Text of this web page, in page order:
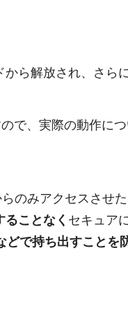
ら解放され、さ
で、実際の動作に
のみアクセスさせ
ことなく セキュア
どで持ち出すことを